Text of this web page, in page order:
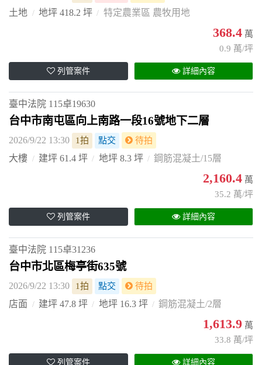
土地 地坪 418.2 坪 特定農業區 農牧用地
368.4 萬
0.9 萬/坪
列管案件 詳細內容
臺中法院 115卓19630
台中市南屯區向上南路一段16號地下二層
2026/9/22 13:30 1拍 點交 待拍
大樓 建坪 61.4 坪 地坪 8.3 坪 鋼筋混凝土/15層
2,160.4 萬
35.2 萬/坪
列管案件 詳細內容
臺中法院 115卓31236
台中市北區梅亭街635號
2026/9/22 13:30 1拍 點交 待拍
店面 建坪 47.8 坪 地坪 16.3 坪 鋼筋混凝土/2層
1,613.9 萬
33.8 萬/坪
列管案件 詳細內容